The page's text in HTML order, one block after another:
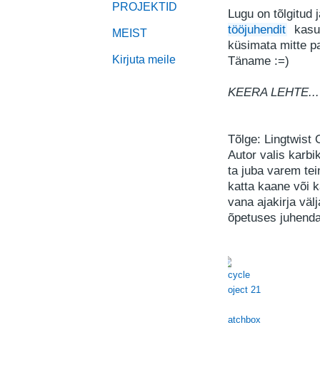
PROJEKTID
MEIST
Kirjuta meile
Lugu on tõlgitud
tööjuhendit
küsimata mitte
Täname :=)
KEERA LEHTE...
Tõlge: Lingtwist
Autor valis
ta juba varem
katta kaane või
vana ajakirja
õpetuses